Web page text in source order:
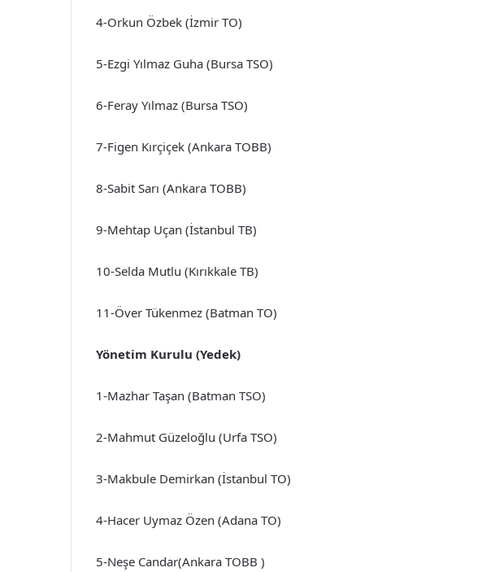
4-Orkun Özbek (İzmir TO)
5-Ezgi Yılmaz Guha (Bursa TSO)
6-Feray Yılmaz (Bursa TSO)
7-Figen Kırçiçek (Ankara TOBB)
8-Sabit Sarı (Ankara TOBB)
9-Mehtap Uçan (İstanbul TB)
10-Selda Mutlu (Kırıkkale TB)
11-Över Tükenmez (Batman TO)
Yönetim Kurulu (Yedek)
1-Mazhar Taşan (Batman TSO)
2-Mahmut Güzeloğlu (Urfa TSO)
3-Makbule Demirkan (İstanbul TO)
4-Hacer Uymaz Özen (Adana TO)
5-Neşe Candar(Ankara TOBB )